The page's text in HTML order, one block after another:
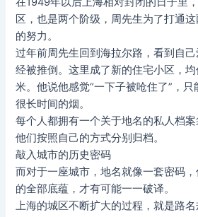
区，也是两个阶级，周先生为了打通
的努力。
过年前周先生回到海拉尔路，看到自
经被推倒。这里成了新的住宅小区，
米。他说他感觉“一下子被呛住了”，
很长时间的烟。
每个人都拥有一个关于地名的私人档
他们按照自己的方式分别归档。
敲入城市的历史密码
而对于一座城市，地名就像一套密码
的全部底蕴，才有可能一一破译。
上海的城区不断扩大的过程，就是路